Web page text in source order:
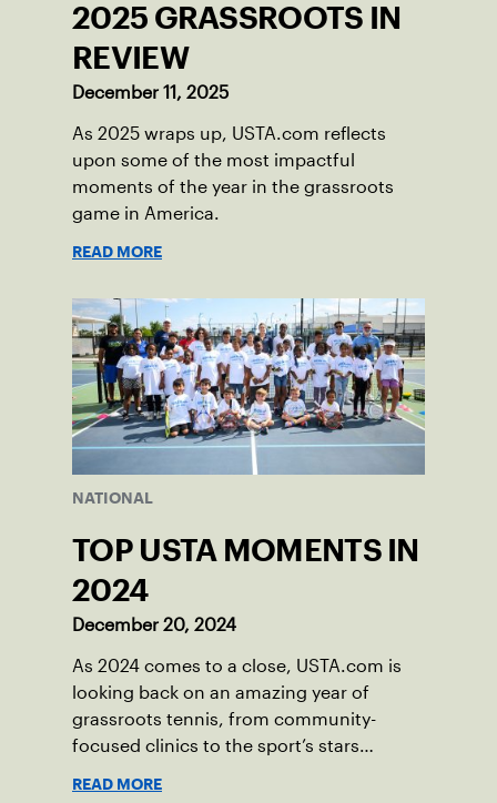
2025 GRASSROOTS IN
REVIEW
December 11, 2025
As 2025 wraps up, USTA.com reflects
upon some of the most impactful
moments of the year in the grassroots
game in America.
READ MORE
NATIONAL
TOP USTA MOMENTS IN
2024
December 20, 2024
As 2024 comes to a close, USTA.com is
looking back on an amazing year of
grassroots tennis, from community-
focused clinics to the sport’s stars
READ MORE